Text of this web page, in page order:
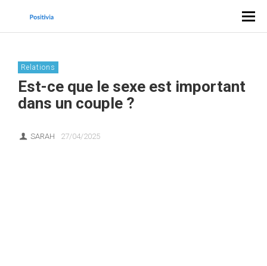
Relations
Est-ce que le sexe est important
dans un couple ?
SARAH 27/04/2025